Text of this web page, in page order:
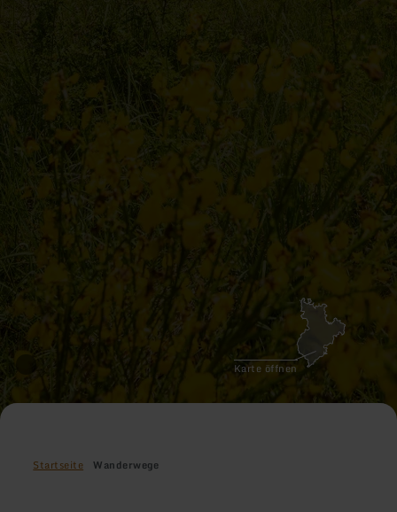
Karte öffnen
Startseite Wanderwege